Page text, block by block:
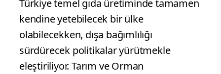
Türkiye temel gıda üretiminde tamamen
kendine yetebilecek bir ülke
olabilecekken, dışa bağımlılığı
sürdürecek politikalar yürütmekle
eleştiriliyor. Tarım ve Orman